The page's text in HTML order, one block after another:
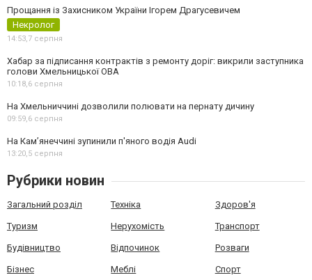
Прощання із Захисником України Ігорем Драгусевичем
Некролог
14:53,7 серпня
Хабар за підписання контрактів з ремонту доріг: викрили заступника
голови Хмельницької ОВА
10:18,6 серпня
На Хмельниччині дозволили полювати на пернату дичину
09:59,6 серпня
На Камʼянеччині зупинили п'яного водія Audi
13:20,5 серпня
Рубрики новин
Загальний розділ Техніка Здоров'я
Туризм Нерухомість Транспорт
Будівництво Відпочинок Розваги
Бізнес Меблі Спорт